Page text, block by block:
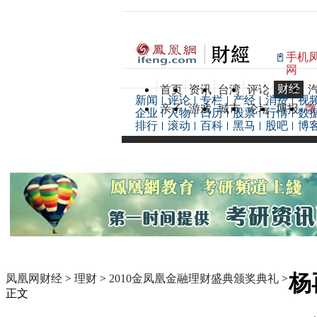
手机
网
首页 资讯 台湾 评论 财经
亲子 游戏 城市 论坛 博报
新闻 评论 专栏 产经 消费
视
企业
人物 日历 股票 行情
数
排行
滚动 百科 黑马 股吧 博
凤凰网财经 > 理财 > 2010金凤凰金融理财盛典颁奖典礼 >
正文
杨